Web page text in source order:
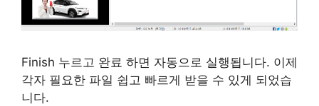
Finish 누르고 완료 하면 자동으로 실행됩니다. 이제
각자 필요한 파일 쉽고 빠르게 받을 수 있게 되었습
니다.